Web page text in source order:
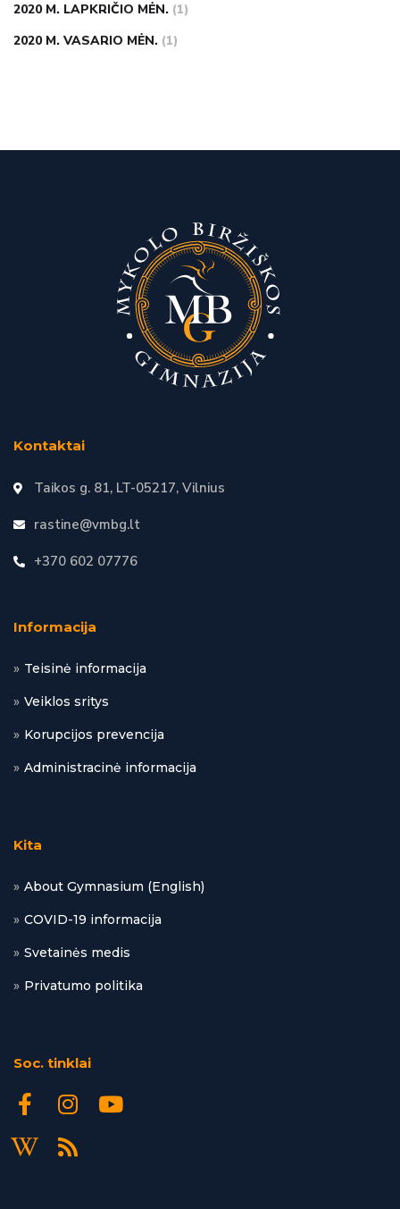
2020 M. LAPKRIČIO MĖN. (1)
2020 M. VASARIO MĖN. (1)
Kontaktai
Taikos g. 81, LT-05217, Vilnius
rastine@vmbg.lt
+370 602 07776
Informacija
Teisinė informacija
Veiklos sritys
Korupcijos prevencija
Administracinė informacija
Kita
About Gymnasium (English)
COVID-19 informacija
Svetainės medis
Privatumo politika
Soc. tinklai